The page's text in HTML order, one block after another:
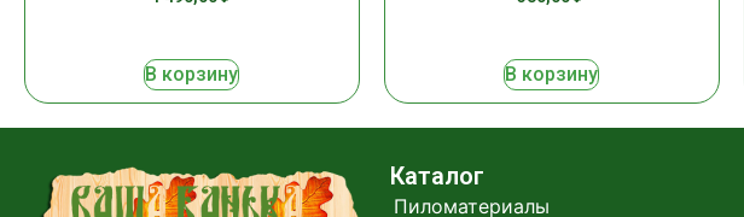
В корзину В корзину
Каталог
Пиломатериалы